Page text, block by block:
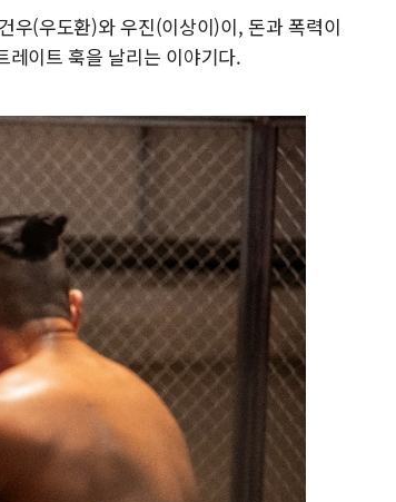
우(우도환)와 우진(이상이)이, 돈과 폭력이
레이트 훅을 날리는 이야기다.